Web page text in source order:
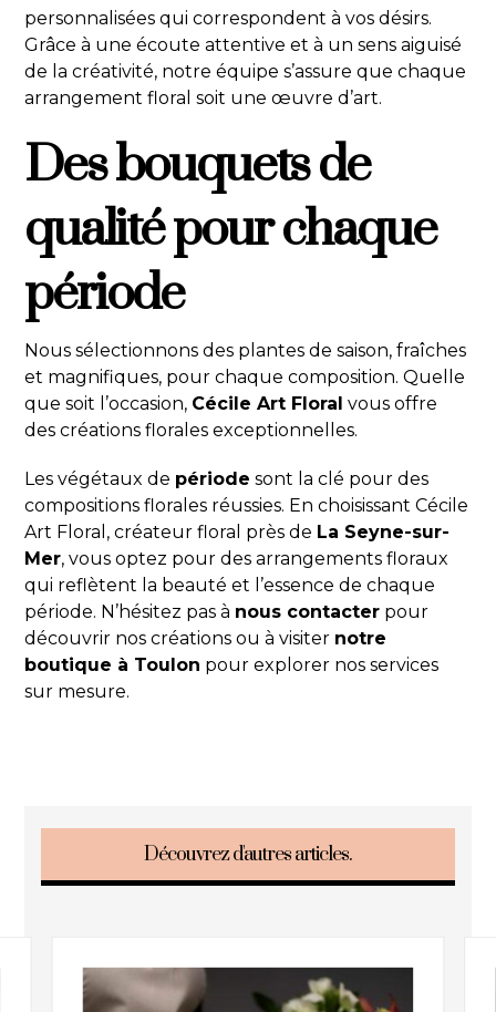
personnalisées qui correspondent à vos désirs.
Grâce à une écoute attentive et à un sens aiguisé
de la créativité, notre équipe s’assure que chaque
arrangement floral soit une œuvre d’art.
Des bouquets de
qualité pour chaque
période
Nous sélectionnons des plantes de saison, fraîches
et magnifiques, pour chaque composition. Quelle
que soit l’occasion, Cécile Art Floral vous offre
des créations florales exceptionnelles.
Les végétaux de période sont la clé pour des
compositions florales réussies. En choisissant Cécile
Art Floral, créateur floral près de La Seyne-sur-
Mer, vous optez pour des arrangements floraux
qui reflètent la beauté et l’essence de chaque
période. N’hésitez pas à nous contacter pour
découvrir nos créations ou à visiter notre
boutique à Toulon pour explorer nos services
sur mesure.
Découvrez d'autres articles.